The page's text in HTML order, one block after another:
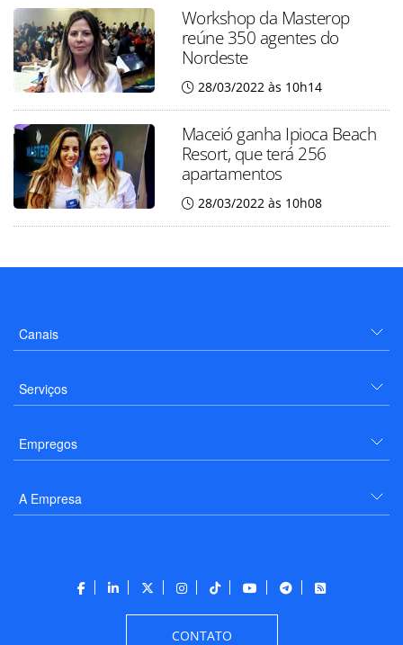
Workshop da Masterop
reúne 350 agentes do
Nordeste
28/03/2022 às 10h14
Maceió ganha Ipioca Beach
Resort, que terá 256
apartamentos
28/03/2022 às 10h08
Canais
Serviços
Empregos
A Empresa
CONTATO